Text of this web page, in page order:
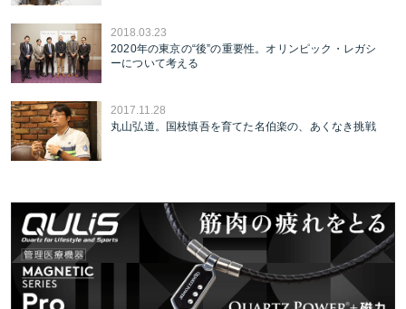
2018.03.23
2020年の東京の“後”の重要性。オリンピック・レガシ
ーについて考える
2017.11.28
丸山弘道。国枝慎吾を育てた名伯楽の、あくなき挑戦